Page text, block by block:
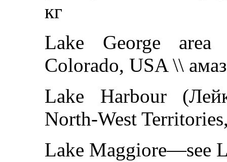
кг
Lake George
Colorado, USA \\
Lake Harbour
North-West
Lake Maggiore—see